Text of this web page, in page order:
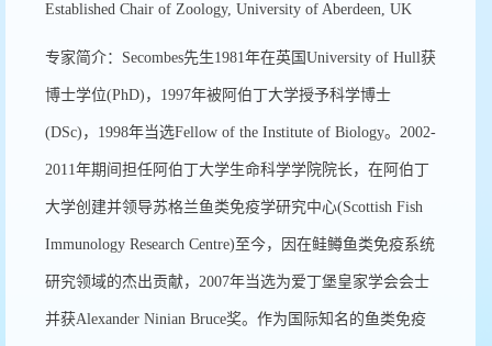
Established Chair of Zoology, University of Aberdeen, UK
专家简介：Secombes先生1981年在英国University of Hull获
博士学位(PhD)，1997年被阿伯丁大学授予科学博士
(DSc)，1998年当选Fellow of the Institute of Biology。2002-
2011年期间担任阿伯丁大学生命科学学院院长，在阿伯丁
大学创建并领导苏格兰鱼类免疫学研究中心(Scottish Fish
Immunology Research Centre)至今，因在鲑鳟鱼类免疫系统
研究领域的杰出贡献，2007年当选为爱丁堡皇家学会会士
并获Alexander Ninian Bruce奖。作为国际知名的鱼类免疫